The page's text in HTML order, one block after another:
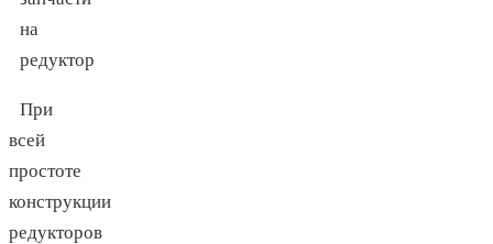
При
всей
простоте
конструкции
редукторов